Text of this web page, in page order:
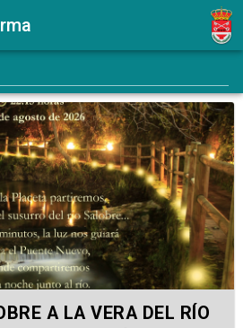
A LA VERA DEL RÍO